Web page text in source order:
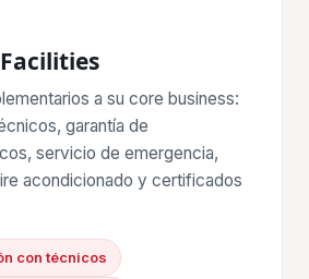
a su core business:
garantía de
servicio de emergencia,
acondicionado y certificados
con técnicos